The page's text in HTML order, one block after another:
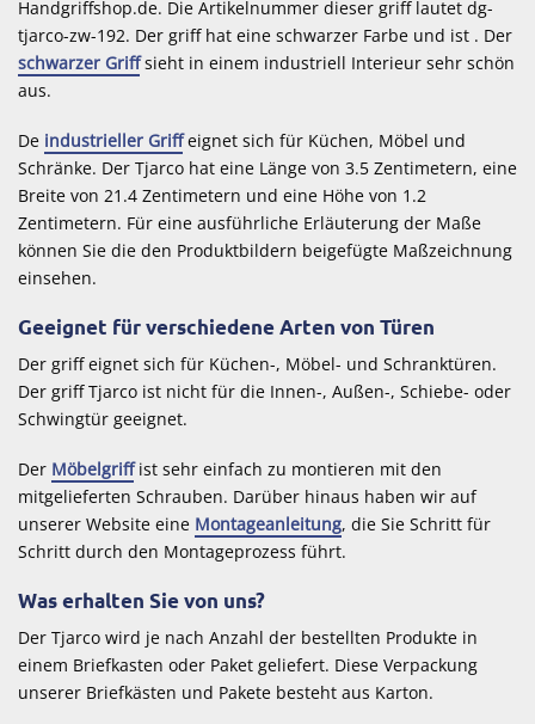
Handgriffshop.de. Die Artikelnummer dieser griff lautet dg-
tjarco-zw-192. Der griff hat eine schwarzer Farbe und ist . Der
schwarzer Griffsieht in einem industriell Interieur sehr schön
aus.
De industrieller Griffeignet sich für Küchen, Möbel und
Schränke. Der Tjarco hat eine Länge von 3.5 Zentimetern, eine
Breite von 21.4 Zentimetern und eine Höhe von 1.2
Zentimetern. Für eine ausführliche Erläuterung der Maße
können Sie die den Produktbildern beigefügte Maßzeichnung
einsehen.
Geeignet für verschiedene Arten von Türen
Der griff eignet sich für Küchen-, Möbel- und Schranktüren.
Der griff Tjarco ist nicht für die Innen-, Außen-, Schiebe- oder
Schwingtür geeignet.
Der Möbelgriffist sehr einfach zu montieren mit den
mitgelieferten Schrauben. Darüber hinaus haben wir auf
unserer Website eine Montageanleitung, die Sie Schritt für
Schritt durch den Montageprozess führt.
Was erhalten Sie von uns?
Der Tjarco wird je nach Anzahl der bestellten Produkte in
einem Briefkasten oder Paket geliefert. Diese Verpackung
unserer Briefkästen und Pakete besteht aus Karton.